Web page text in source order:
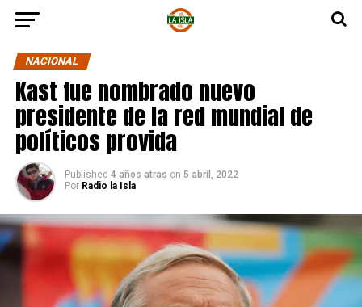
NACIONAL
Kast fue nombrado nuevo
presidente de la red mundial de
políticos provida
Published 4 años atras on 5 abril, 2022
Por Radio la Isla